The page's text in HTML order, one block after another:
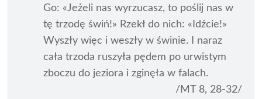
Go: «Jeżeli nas wyrzucasz, to poślij nas w
tę trzodę świń!» Rzekł do nich: «Idźcie!»
Wyszły więc i weszły w świnie. I naraz
cała trzoda ruszyła pędem po urwistym
zboczu do jeziora i zginęła w falach.
/MT 8, 28-32/